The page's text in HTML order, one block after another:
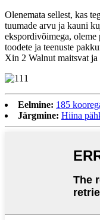
Olenemata sellest, kas
tuumade arvu ja kauni
ekspordivõimega,
toodete ja teenuste
Xin 2 Walnut maitsvat
Eelmine: 185
Järgmine: Hiina